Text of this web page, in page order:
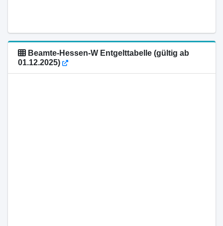
Beamte-Hessen-W Entgelttabelle (gültig ab
01.12.2025)